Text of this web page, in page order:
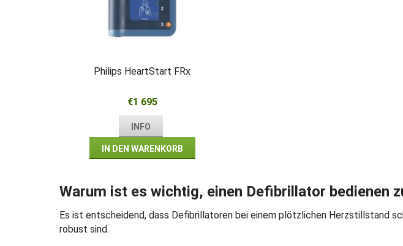
Philips HeartStart FRx
€1 695
INFO
IN DEN WARENKORB
Warum ist es wichtig, einen Defibrillator bedienen
Es ist entscheidend, dass Defibrillatoren bei einem plötzlichen Herzstillstand
robust sind.